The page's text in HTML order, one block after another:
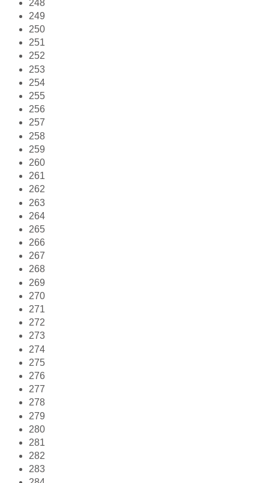
248
249
250
251
252
253
254
255
256
257
258
259
260
261
262
263
264
265
266
267
268
269
270
271
272
273
274
275
276
277
278
279
280
281
282
283